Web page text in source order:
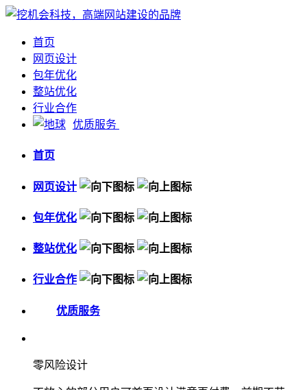
首页
网页设计
包年优化
整站优化
行业合作
优质服务
首页
网页设计
包年优化
整站优化
行业合作
优质服务
零风险设计